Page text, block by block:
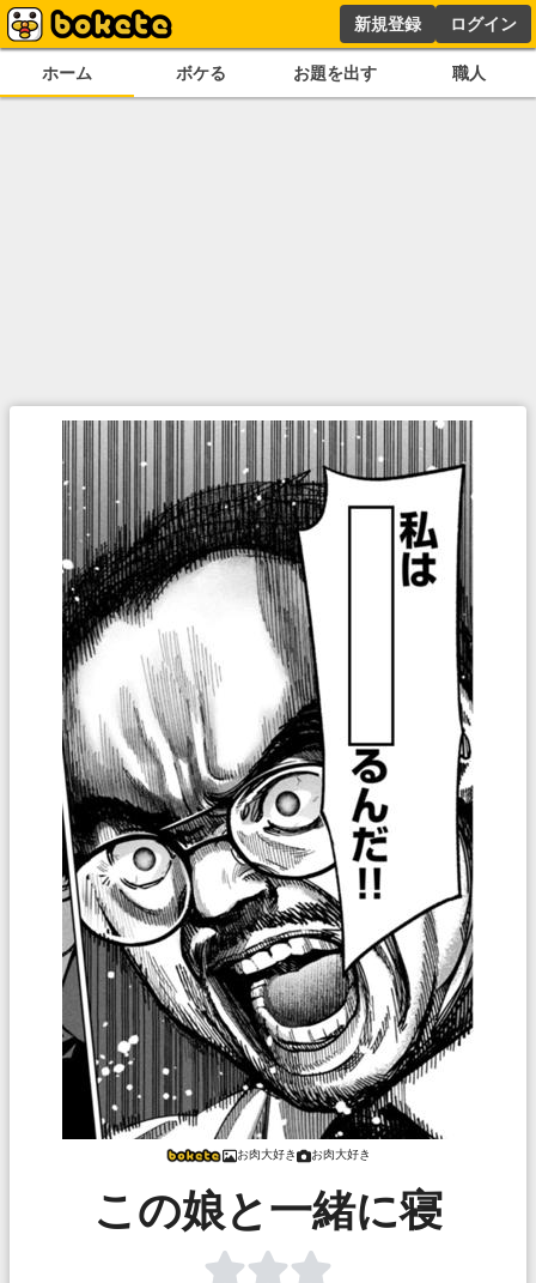
新規登録 ログイン
ホーム ボケる お題を出す 職人
お肉大好き お肉大好き
この娘と一緒に寝